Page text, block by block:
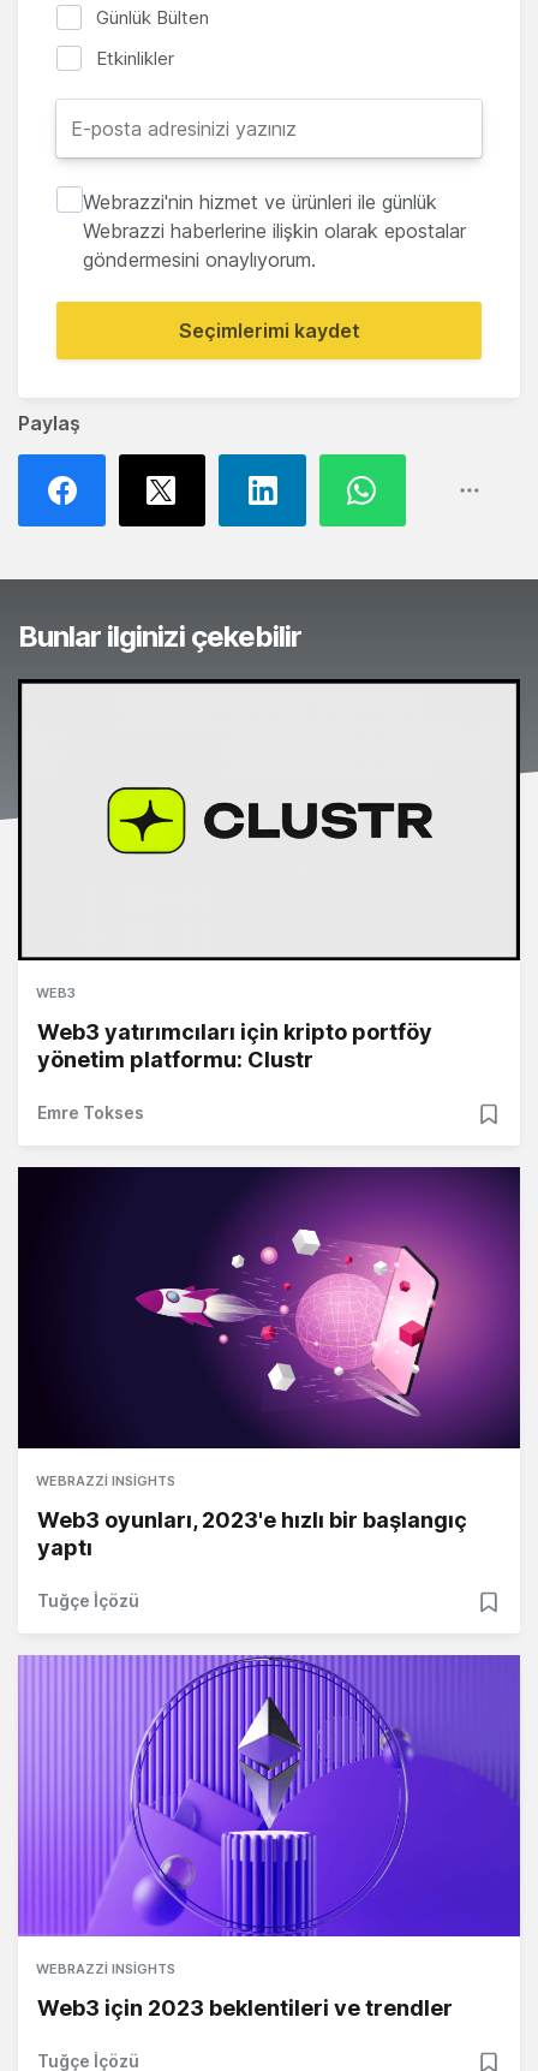
Paylaş
Günlük Bülten
Etkinlikler
Webrazzi'nin hizmet ve ürünleri ile günlük
Webrazzi haberlerine ilişkin olarak epostalar
göndermesini onaylıyorum.
Seçimlerimi kaydet
Bunlar ilginizi çekebilir
WEB3
Web3 yatırımcıları için kripto portföy
yönetim platformu: Clustr
Emre Tokses
WEBRAZZI INSIGHTS
Web3 oyunları, 2023'e hızlı bir başlangıç
yaptı
Tuğçe İçözü
WEBRAZZI INSIGHTS
Web3 için 2023 beklentileri ve trendler
Tuğçe İçözü